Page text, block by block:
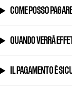
COME POSSO
QUANDO VERRÀ
IL PAGAMENTO È